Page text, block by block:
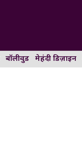
बॉलीवुड मेहंदी डिज़ाइन